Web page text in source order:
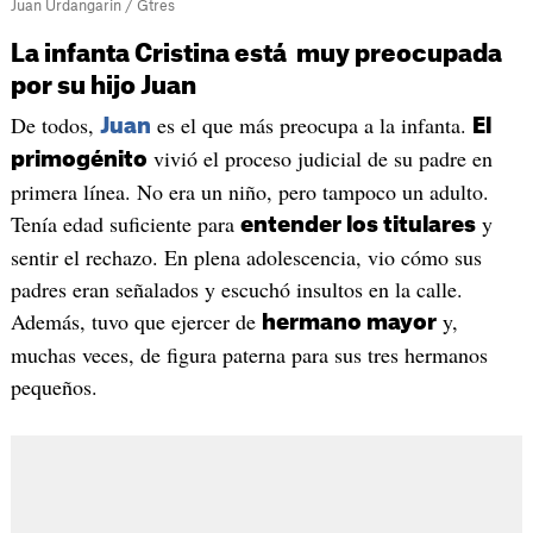
Juan Urdangarin / Gtres
La infanta Cristina está muy preocupada
por su hijo Juan
De todos, Juan es el que más preocupa a la infanta.
El
primogénito vivió el proceso judicial de su padre en
primera línea. No era un niño, pero tampoco un adulto.
Tenía edad suficiente para entender los titularesy
sentir el rechazo. En plena adolescencia, vio cómo sus
padres eran señalados y escuchó insultos en la calle.
Además, tuvo que ejercer de hermano mayory,
muchas veces, de figura paterna para sus tres hermanos
pequeños.